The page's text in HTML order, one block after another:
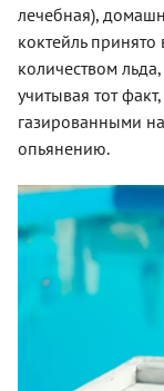
лечебная),
коктейль
количеством
учитывая тот
газированными
опьянению.